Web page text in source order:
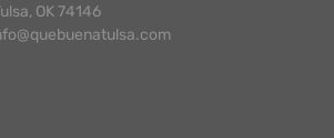
OK 74146